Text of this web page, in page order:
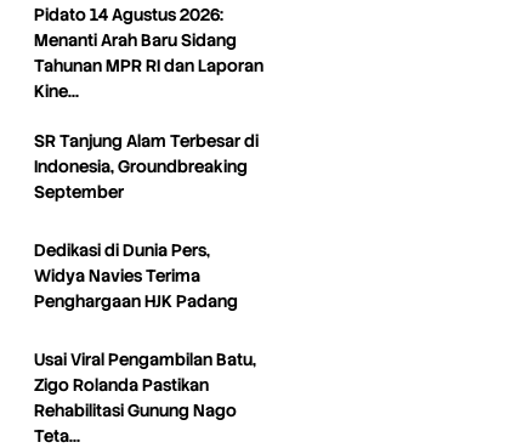
Pidato 14 Agustus 2026:
Menanti Arah Baru Sidang
Tahunan MPR RI dan Laporan
Kine…
SR Tanjung Alam Terbesar di
Indonesia, Groundbreaking
September
Dedikasi di Dunia Pers,
Widya Navies Terima
Penghargaan HJK Padang
Usai Viral Pengambilan Batu,
Zigo Rolanda Pastikan
Rehabilitasi Gunung Nago
Teta…